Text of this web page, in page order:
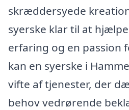
skræddersyede
syerske klar til at
erfaring og en passion
kan en syerske i
vifte af tjenester, der
behov vedrørende